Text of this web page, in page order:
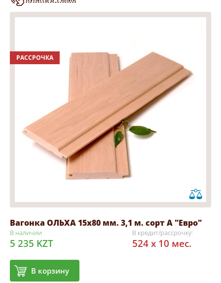
РАССРОЧКА
Вагонка ОЛЬХА 15х80 мм. 3,1 м. сорт А "Евро"
В наличии
5 235 KZT
В корзину
В кредит/рассрочку:
524 x 10 мес.